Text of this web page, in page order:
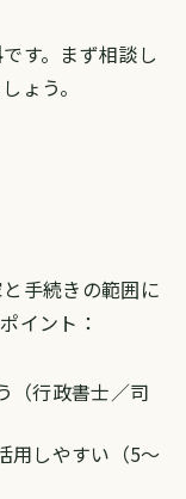
です。まず相談し
ょう。
手続きの範囲に
イント：
（行政書士／司
用しやすい（5〜